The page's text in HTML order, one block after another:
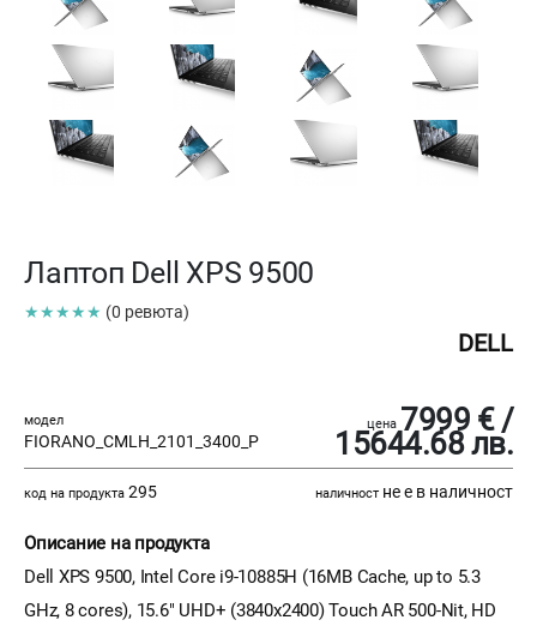
Лаптоп Dell XPS 9500
★★★★★ (0 ревюта)
DELL
модел
FIORANO_CMLH_2101_3400_P
цена 7999 € /
15644.68 лв.
код на продукта 295 наличност не е в наличност
Описание на продукта
Dell XPS 9500, Intel Core i9-10885H (16MB Cache, up to 5.3
GHz, 8 cores), 15.6" UHD+ (3840x2400) Touch AR 500-Nit, HD